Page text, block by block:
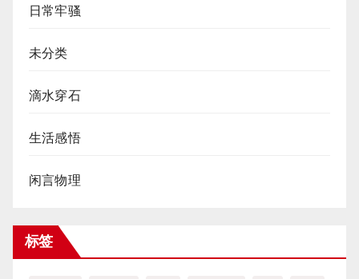
日常牢骚
未分类
滴水穿石
生活感悟
闲言物理
标签